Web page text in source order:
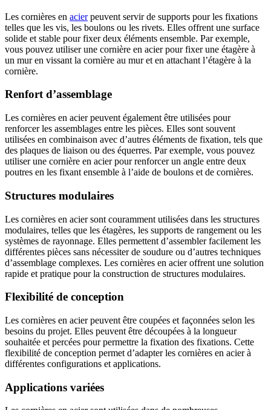
Les cornières en acierpeuvent servir de supports pour les fixations
telles que les vis, les boulons ou les rivets. Elles offrent une surface
solide et stable pour fixer deux éléments ensemble. Par exemple,
vous pouvez utiliser une cornière en acier pour fixer une étagère à
un mur en vissant la cornière au mur et en attachant l’étagère à la
cornière.
Renfort d’assemblage
Les cornières en acier peuvent également être utilisées pour
renforcer les assemblages entre les pièces. Elles sont souvent
utilisées en combinaison avec d’autres éléments de fixation, tels que
des plaques de liaison ou des équerres. Par exemple, vous pouvez
utiliser une cornière en acier pour renforcer un angle entre deux
poutres en les fixant ensemble à l’aide de boulons et de cornières.
Structures modulaires
Les cornières en acier sont couramment utilisées dans les structures
modulaires, telles que les étagères, les supports de rangement ou les
systèmes de rayonnage. Elles permettent d’assembler facilement les
différentes pièces sans nécessiter de soudure ou d’autres techniques
d’assemblage complexes. Les cornières en acier offrent une solution
rapide et pratique pour la construction de structures modulaires.
Flexibilité de conception
Les cornières en acier peuvent être coupées et façonnées selon les
besoins du projet. Elles peuvent être découpées à la longueur
souhaitée et percées pour permettre la fixation des fixations. Cette
flexibilité de conception permet d’adapter les cornières en acier à
différentes configurations et applications.
Applications variées